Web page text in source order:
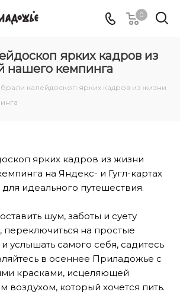
0
ярких кадров из
нашего кемпинга
калейдоскоп ярких кадров из жизни
ярких кадров из жизни
на Яндекс- и Гугл-картах
идеального путешествия.
шум, заботы и суету
переключиться на простые
услышать самого себя, садитесь
в осеннее Приладожье с
красками, исцеляющей
воздухом, который хочется пить.